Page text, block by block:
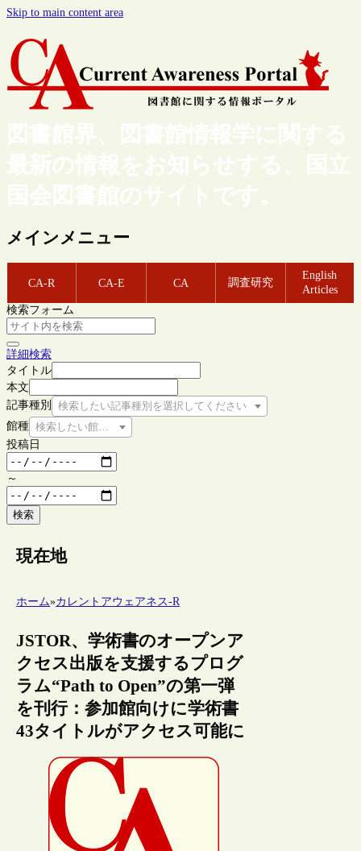
Skip to main content area
図書館界、図書館情報学に関する
最新の情報をお知らせする、国立
国会図書館のサイトです。
メインメニュー
CA-R CA-E CA 調査研究
English
Articles
検索フォーム
詳細検索
タイトル
本文
記事種別
検索したい記事種別を選択してください
館種 検索したい館種を選択してください
投稿日
～
検索
現在地
ホーム»カレントアウェアネス-R
JSTOR、学術書のオープンア
クセス出版を支援するプログ
ラム“Path to Open”の第一弾
を刊行：参加館向けに学術書
43タイトルがアクセス可能に